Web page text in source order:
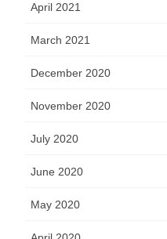
April 2021
March 2021
December 2020
November 2020
July 2020
June 2020
May 2020